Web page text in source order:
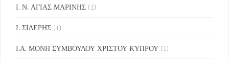
Ι. Ν. ΑΓΙΑΣ ΜΑΡΙΝΗΣ (1)
Ι. ΣΙΔΕΡΗΣ (1)
Ι.Α. ΜΟΝΗ ΣΥΜΒΟΥΛΟΥ ΧΡΙΣΤΟΥ ΚΥΠΡΟΥ (1)